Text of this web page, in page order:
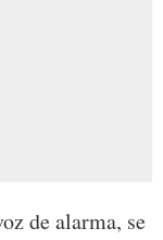
de alarma, se